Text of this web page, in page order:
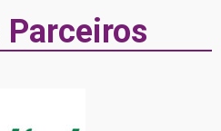
Parceiros